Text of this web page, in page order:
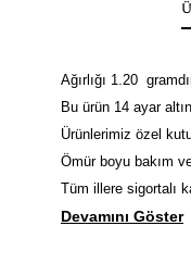
Ağırlığı 1.20
Bu ürün 14 ayar
Ürünlerimiz özel
Ömür boyu bakım
Tüm illere sigortalı
Devamını Göster